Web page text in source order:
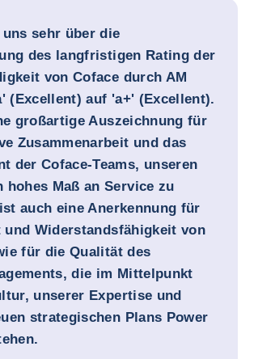
sehr über die
des langfristigen Rating der
von Coface durch AM
(Excellent) auf 'a+' (Excellent).
großartige Auszeichnung für
Zusammenarbeit und das
der Coface-Teams, unseren
hohes Maß an Service zu
auch eine Anerkennung für
Widerstandsfähigkeit von
für die Qualität des
die im Mittelpunkt
unserer Expertise und
strategischen Plans Power